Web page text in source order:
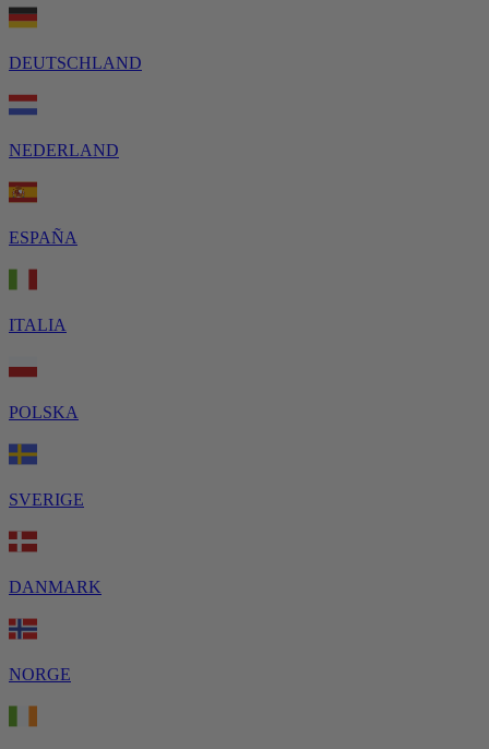
DEUTSCHLAND
NEDERLAND
ESPAÑA
ITALIA
POLSKA
SVERIGE
DANMARK
NORGE